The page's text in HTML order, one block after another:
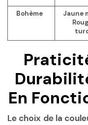
Bohème
Jaune
En
Le choix de la